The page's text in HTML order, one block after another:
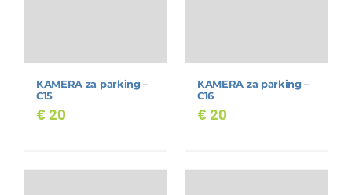
KAMERA za parking –
C15
€ 20
KAMERA za parking –
C16
€ 20